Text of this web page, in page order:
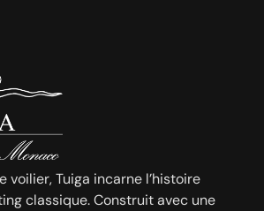
voilier, Tuiga incarne l’histoire
classique. Construit avec une